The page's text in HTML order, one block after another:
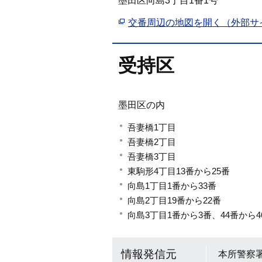
交番周辺の地図を開く（外部サ
受持区
墨田区の内
吾妻橋1丁目
吾妻橋2丁目
吾妻橋3丁目
東駒形4丁目13番から25番
向島1丁目1番から33番
向島2丁目19番から22番
向島3丁目1番から3番、44番から
情報発信元 本所警察